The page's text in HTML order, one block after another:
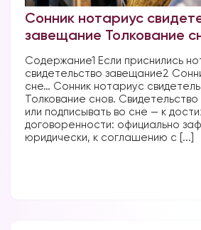
Сонник нотариус
завещание Толкование
Содержание1 Если приснились
свидетельство завещание2
сне… Сонник нотариус
Толкование снов.
или подписывать во сне — к
договоренности: официально
юридически, к соглашению с [...]
Форум на